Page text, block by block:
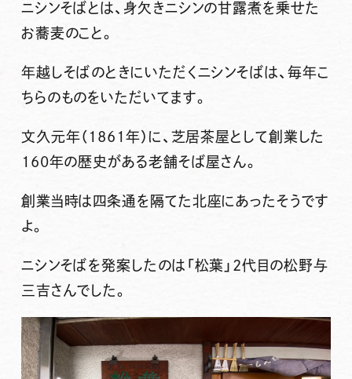
ニシンそばとは、身欠きニシンの甘露煮を乗せた
お蕎麦のこと。
年越しそばのときにいただくニシンそばは、毎年こ
ちらのものをいただいてます。
文久元年（1861年）に、芝居茶屋として創業した
160年の歴史がある老舗そば屋さん。
創業当時は四条通を隔てた北座にあったそうです
よ。
ニシンそばを発案したのは「松葉」2代目の松野与
三吉さんでした。